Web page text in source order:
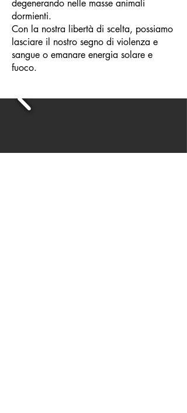
degenerando nelle masse animali
dormienti.
Con la nostra libertà di scelta, possiamo
lasciare il nostro segno di violenza e
sangue o emanare energia solare e
fuoco.